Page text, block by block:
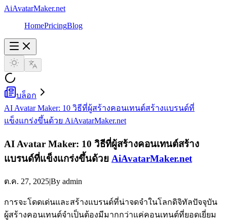
AiAvatarMaker.net
HomePricingBlog
บล็อก
AI Avatar Maker: 10 วิธีที่ผู้สร้างคอนเทนต์สร้างแบรนด์ที่
แข็งแกร่งขึ้นด้วย AiAvatarMaker.net
AI Avatar Maker: 10 วิธีที่ผู้สร้างคอนเทนต์สร้าง
แบรนด์ที่แข็งแกร่งขึ้นด้วย AiAvatarMaker.net
ต.ค. 27, 2025|By admin
การจะโดดเด่นและสร้างแบรนด์ที่น่าจดจำในโลกดิจิทัลปัจจุบัน
ผู้สร้างคอนเทนต์จำเป็นต้องมีมากกว่าแค่คอนเทนต์ที่ยอดเยี่ยม